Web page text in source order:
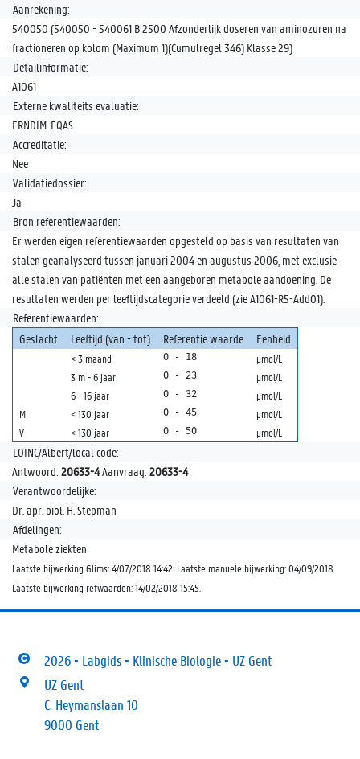
Aanrekening:
540050 (540050 - 540061 B 2500 Afzonderlijk doseren van aminozuren na
fractioneren op kolom (Maximum 1)(Cumulregel 346) Klasse 29)
Detailinformatie:
A1061
Externe kwaliteits evaluatie:
ERNDIM-EQAS
Accreditatie:
Nee
Validatiedossier:
Ja
Bron referentiewaarden:
Er werden eigen referentiewaarden opgesteld op basis van resultaten van
stalen geanalyseerd tussen januari 2004 en augustus 2006, met exclusie
alle stalen van patiënten met een aangeboren metabole aandoening. De
resultaten werden per leeftijdscategorie verdeeld (zie A1061-R5-Add01).
Referentiewaarden:
Geslacht
Leeftijd (van - tot) Referentie waarde Eenheid
< 3 maand
µmol/L
3 m - 6 jaar
0 - 23
µmol/L
6 - 16 jaar
0 - 32
µmol/L
M
< 130 jaar 0 - 45
µmol/L
V
< 130 jaar 0 - 50 µmol/L
LOINC/Albert/local code:
Antwoord: 20633-4Aanvraag: 20633-4
Verantwoordelijke:
Dr. apr. biol. H. Stepman
Afdelingen:
Metabole ziekten
Laatste bijwerking Glims: 4/07/2018 14:42. Laatste manuele bijwerking: 04/09/2018
Laatste bijwerking refwaarden: 14/02/2018 15:45.
2026 - Labgids - Klinische Biologie - UZ Gent
UZ Gent
C. Heymanslaan 10
9000 Gent